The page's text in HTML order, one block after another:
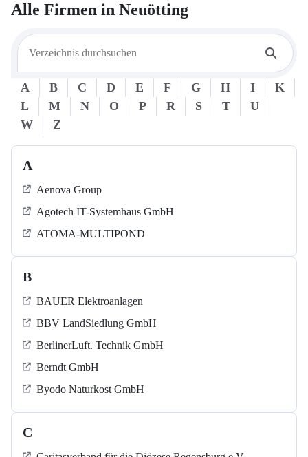
Alle Firmen in Neuötting
A B C D E F G H I
K
L
M N O P R S T
U
W
Z
A
Aenova Group
Agotech IT-Systemhaus GmbH
ATOMA-MULTIPOND
B
BAUER Elektroanlagen
BBV LandSiedlung GmbH
BerlinerLuft. Technik GmbH
Berndt GmbH
Byodo Naturkost GmbH
C